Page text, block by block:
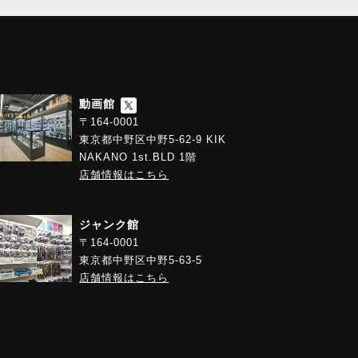
動画館
〒164-0001
東京都中野区中野5-62-9 KIK
NAKANO 1st.BLD 1階
店舗情報はこちら
ジャンク館
〒164-0001
東京都中野区中野5-63-5
店舗情報はこちら